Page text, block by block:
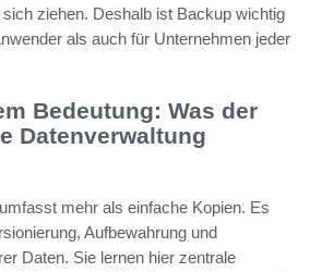
ziehen. Deshalb ist Backup wichtig
als auch für Unternehmen jeder
Bedeutung: Was der
Datenverwaltung
mehr als einfache Kopien. Es
Aufbewahrung und
Daten. Sie lernen hier zentrale